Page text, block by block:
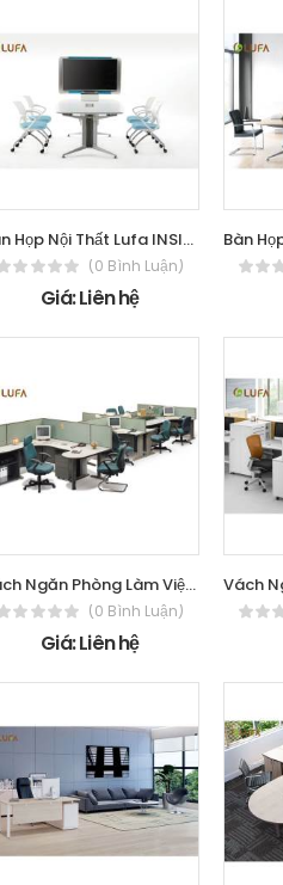
Bàn Họp Nội Thất Lufa INSIGHT series
(0 Bình Luận)
Giá: Liên hệ
Vách Ngăn Phòng Làm Việc Lufa TOP SCREEN
(0 Bình Luận)
Giá: Liên hệ